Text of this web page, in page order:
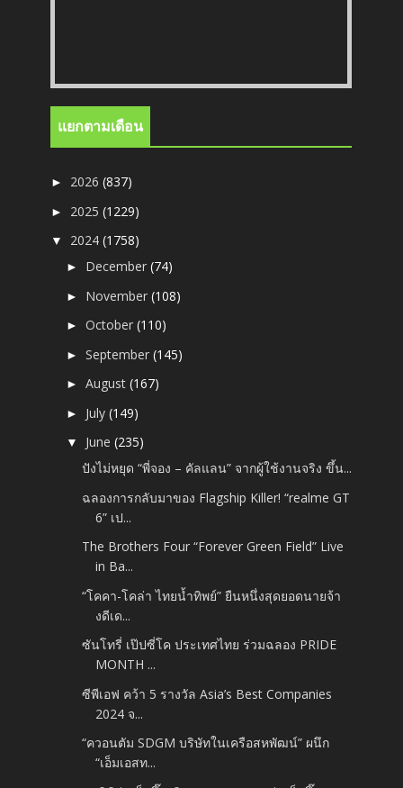
แยกตามเดือน
► 2026(837)
► 2025(1229)
▼ 2024(1758)
► December(74)
► November(108)
►October(110)
►September(145)
►August(167)
► July(149)
▼ June(235)
ปังไม่หยุด “พี่จอง – คัลแลน” จากผู้ใช้งานจริง ขึ้น...
ฉลองการกลับมาของ Flagship Killer! “realme GT
6” เป...
The Brothers Four “Forever Green Field” Live
in Ba...
“โคคา-โคล่า ไทยน้ำทิพย์” ยืนหนึ่งสุดยอดนายจ้า
งดีเด...
ซันโทรี่ เป๊ปซี่โค ประเทศไทย ร่วมฉลอง PRIDE
MONTH ...
ซีพีเอฟ คว้า 5 รางวัล Asia’s Best Companies
2024 จ...
“ควอนตัม SDGM บริษัทในเครือสหพัฒน์” ผนึก
“เอ็มเอสท...